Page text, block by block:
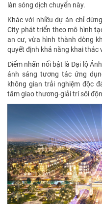
làn sóng dịch chuyển này.
Khác với nhiều dự án chỉ
City phát triển theo mô hình
an cư, vừa hình thành dòng
quyết định khả năng khai thác
Điểm nhấn nổi bật là Đại lộ
ánh sáng tương tác ứng
không gian trải nghiệm độc
tâm giao thương-giải trí sôi